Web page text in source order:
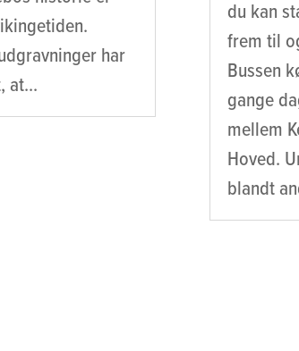
har
at...
du kan
frem til
Bussen
gange
mellem
Hoved.
blandt